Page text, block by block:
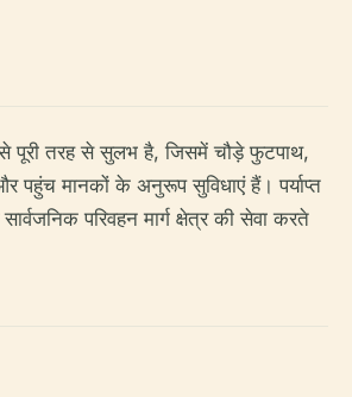
पूरी तरह से सुलभ है, जिसमें चौड़े फुटपाथ,
पहुंच मानकों के अनुरूप सुविधाएं हैं। पर्याप्त
परिवहन मार्ग क्षेत्र की सेवा करते